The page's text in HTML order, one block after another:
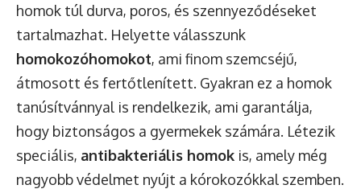
homok túl durva, poros, és szennyeződéseket
tartalmazhat. Helyette válasszunk
homokozóhomokot, ami finom szemcséjű,
átmosott és fertőtlenített. Gyakran ez a homok
tanúsítvánnyal is rendelkezik, ami garantálja,
hogy biztonságos a gyermekek számára. Létezik
speciális, antibakteriális homok is, amely még
nagyobb védelmet nyújt a kórokozókkal szemben.